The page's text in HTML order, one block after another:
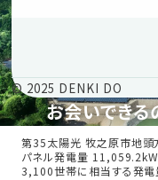
© 2025 DENKI DO
お会いできる
第35太陽光 牧之原市地頭
パネル発電量
3,100世帯に相当する発電